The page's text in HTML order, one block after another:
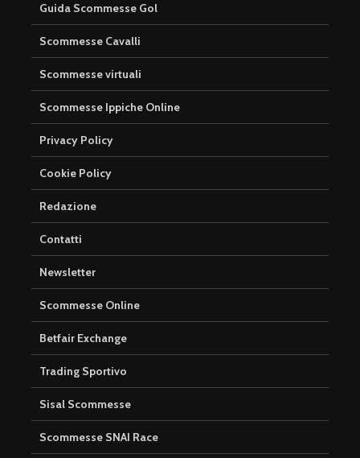
Guida Scommesse Gol
Scommesse Cavalli
Scommesse virtuali
Scommesse Ippiche Online
Privacy Policy
Cookie Policy
Redazione
Contatti
Newsletter
Scommesse Online
Betfair Exchange
Trading Sportivo
Sisal Scommesse
Scommesse SNAI Race